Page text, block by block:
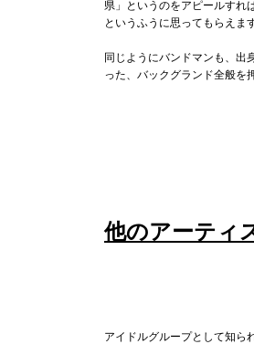
県」というのをアピールすれ
というふうに思ってもらえます
同じようにバンドマンも、
った、バックグランド全般を
他のアーティ
アイドルグループとして知ら